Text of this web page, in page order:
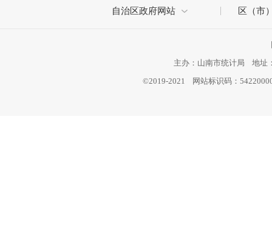
自治区政府网站 区（市
主办：山南市统计局 地址
©2019-2021 网站标识码：